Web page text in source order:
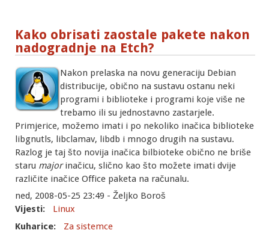
Kako obrisati zaostale pakete nakon
nadogradnje na Etch?
Nakon prelaska na novu generaciju Debian
distribucije, obično na sustavu ostanu neki
programi i biblioteke i programi koje više ne
trebamo ili su jednostavno zastarjele.
Primjerice, možemo imati i po nekoliko inačica biblioteke
libgnutls, libclamav, libdb i mnogo drugih na sustavu.
Razlog je taj što novija inačica bilbioteke obično ne briše
staru majorinačicu, slično kao što možete imati dvije
različite inačice Office paketa na računalu.
ned, 2008-05-25 23:49 - Željko Boroš
Vijesti:
Linux
Kuharice:
Za sistemce